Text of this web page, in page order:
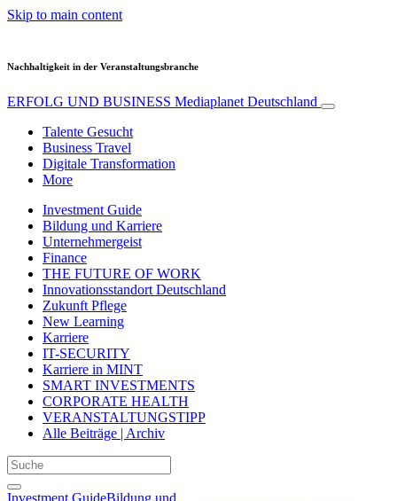
Skip to main content
Nachhaltigkeit in der Veranstaltungsbranche
ERFOLG UND BUSINESS Mediaplanet Deutschland
Talente Gesucht
Business Travel
Digitale Transformation
More
Investment Guide
Bildung und Karriere
Unternehmergeist
Finance
THE FUTURE OF WORK
Innovationsstandort Deutschland
Zukunft Pflege
New Learning
Karriere
IT-SECURITY
Karriere in MINT
SMART INVESTMENTS
CORPORATE HEALTH
VERANSTALTUNGSTIPP
Alle Beiträge | Archiv
Investment GuideBildung und